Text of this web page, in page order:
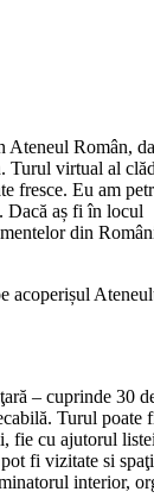
Ateneul Român,
Turul virtual al
fresce. Eu am
Dacă aș fi în locul
din
acoperișul
– cuprinde 30
Turul poate
fie cu ajutorul
fi vizitate si
interior,